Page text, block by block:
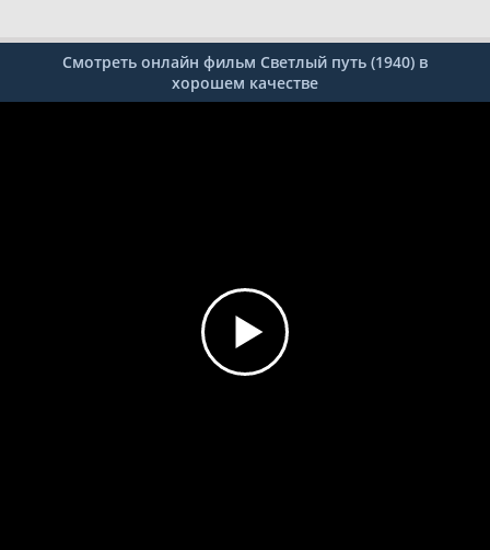
Смотреть онлайн фильм Светлый путь (1940) в
хорошем качестве